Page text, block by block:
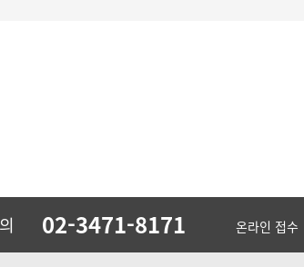
02-3471-8171 온라인 접수